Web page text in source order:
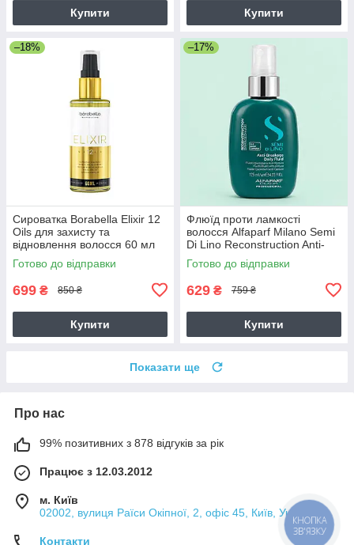
Купити Купити
–18%
Сироватка Borabella Elixir 12
Oils для захисту та
відновлення волосся 60 мл
Готово до відправки
699 ₴ 850 ₴
Купити
–17%
Флюїд проти ламкості
волосся Alfaparf Milano Semi
Di Lino Reconstruction Anti-
Breakage Daily Fluid, 125 мл
Готово до відправки
629 ₴ 759 ₴
Купити
Показати ще
Про нас
99% позитивних з 878 відгуків за рік
Працює з 12.03.2012
м. Київ
02002, вулиця Раїси Окіпної, 2, офіс 45, Київ, Україна
Контакти
КНОПКА
ЗВ'ЯЗКУ